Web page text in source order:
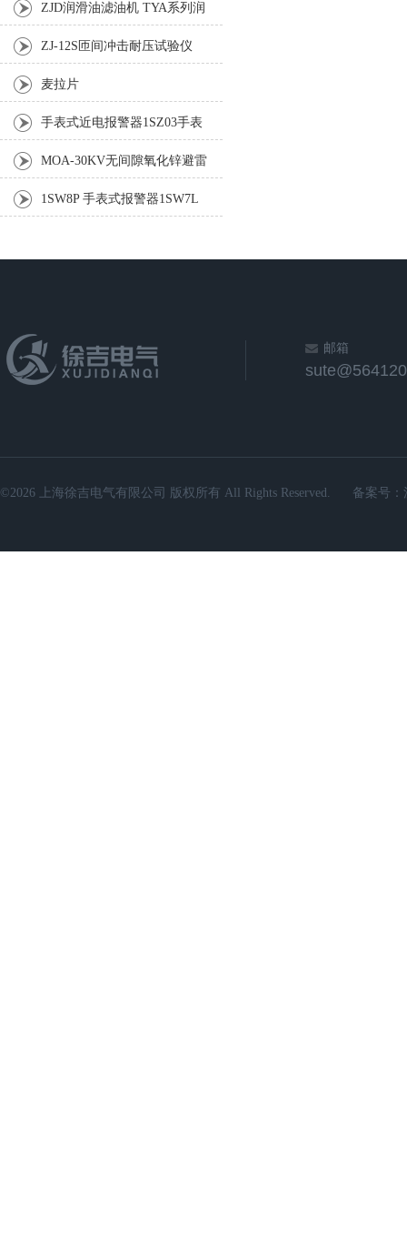
ZJD润滑油滤油机 TYA系列润
滑油滤油机
ZJ-12S匝间冲击耐压试验仪
麦拉片
手表式近电报警器1SZ03手表
式近电报警器1SG8F
MOA-30KV无间隙氧化锌避雷
器测试仪
1SW8P 手表式报警器1SW7L
邮箱
©2026 上海徐吉电气有限公司 版权所有 All Rights Reserved. 备案号：